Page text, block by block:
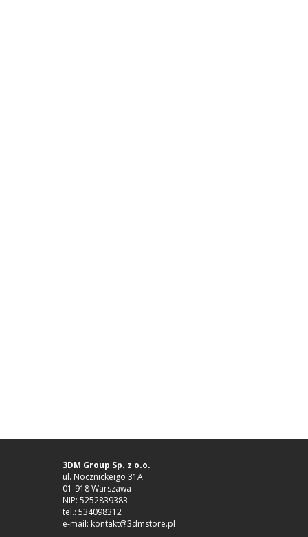
3DM Group Sp. z o.o.
ul. Nocznickeigo 31A
01-918 Warszawa
NIP: 5252839383
tel.: 534098312
e-mail: kontakt@3dmstore.pl